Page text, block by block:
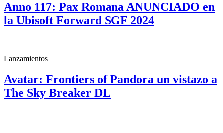
Anno 117: Pax Romana ANUNCIADO en
la Ubisoft Forward SGF 2024
Lanzamientos
Avatar: Frontiers of Pandora un vistazo a
The Sky Breaker DL